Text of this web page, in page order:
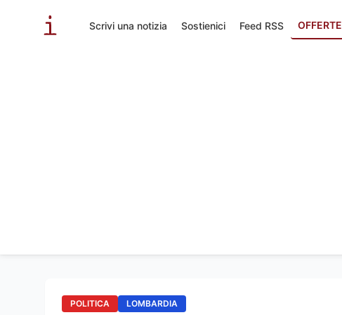
Scrivi una notizia Sostienici Feed RSS OFFERTE
POLITICA LOMBARDIA